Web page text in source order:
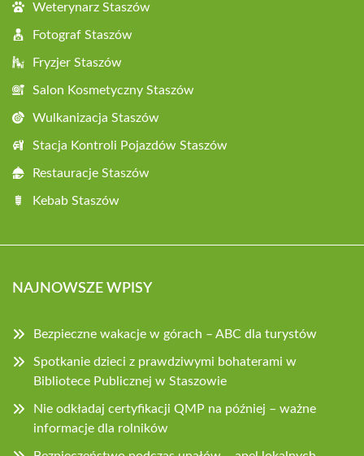
Weterynarz Staszów
Fotograf Staszów
Fryzjer Staszów
Salon Kosmetyczny Staszów
Wulkanizacja Staszów
Stacja Kontroli Pojazdów Staszów
Restauracje Staszów
Kebab Staszów
NAJNOWSZE WPISY
Bezpieczne wakacje w górach – ABC dla turystów
Spotkanie dzieci z prawdziwymi bohaterami w
Bibliotece Publicznej w Staszowie
Nie odkładaj certyfikacji QMP na później – ważne
informacje dla rolników